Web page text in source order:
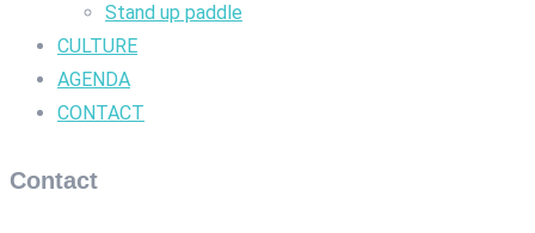
Stand up paddle
CULTURE
AGENDA
CONTACT
Contact